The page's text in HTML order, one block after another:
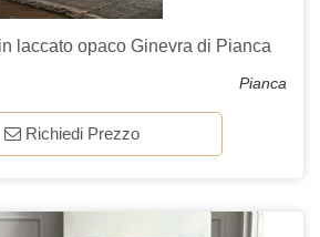
laccato opaco Ginevra di Pianca
Pianca
Richiedi Prezzo